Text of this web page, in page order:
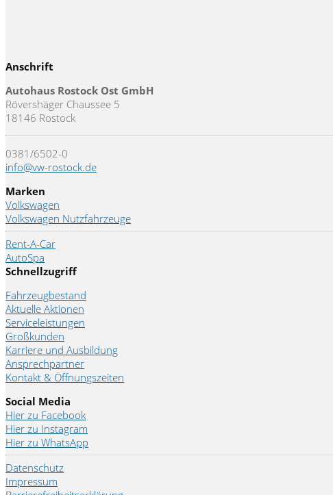
Anschrift
Autohaus Rostock Ost GmbH
Rövershäger Chaussee 5
18146 Rostock
0381/6502-0
info@vw-rostock.de
Marken
Volkswagen
Volkswagen Nutzfahrzeuge
Rent-A-Car
AutoSpa
Schnellzugriff
Fahrzeugbestand
Aktuelle Aktionen
Serviceleistungen
Großkunden
Karriere und Ausbildung
Ansprechpartner
Kontakt & Öffnungszeiten
Social Media
Hier zu Facebook
Hier zu Instagram
Hier zu WhatsApp
Datenschutz
Impressum